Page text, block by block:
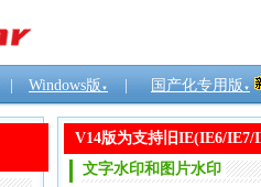
Windows版 ▼ 国产化专用版 ▼
V14版为支持旧IE(IE6/
文字水印和图片水印